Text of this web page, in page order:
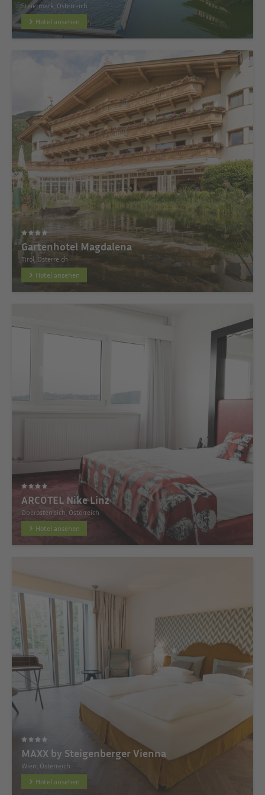
Steiermark, Österreich
Hotel ansehen
Gartenhotel Magdalena
Tirol, Österreich
Hotel ansehen
ARCOTEL Nike Linz
Oberösterreich, Österreich
Hotel ansehen
MAXX by Steigenberger Vienna
Wien, Österreich
Hotel ansehen